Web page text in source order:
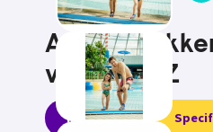
Antislip
van OCKYZ
Informatie